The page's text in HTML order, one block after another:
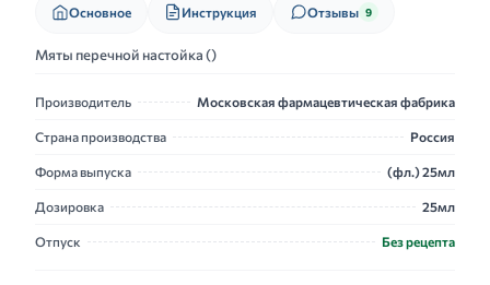
Основное Инструкция Отзывы 9
Мяты перечной настойка ()
Производитель Московская фармацевтическая фабрика
Страна производства Россия
Форма выпуска (фл.) 25мл
Дозировка 25мл
Отпуск Без рецепта